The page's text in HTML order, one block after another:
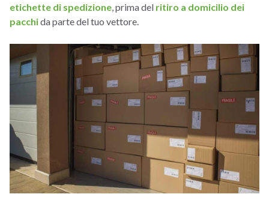
etichette di spedizione , prima del ritiro a domicilio dei
pacchida parte del tuo vettore.